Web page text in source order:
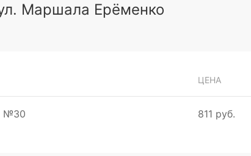
Маршала Ерёменко
ЦЕНА
№30 811 руб.